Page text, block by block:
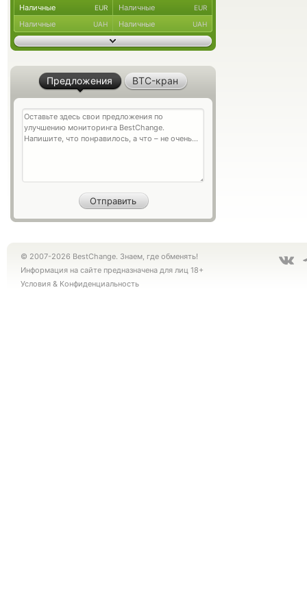
Наличные EUR Наличные EUR
Наличные UAH Наличные UAH
Предложения BTC-кран
© 2007-2026 BestChange. Знаем, где обменять!
Информация на сайте предназначена для лиц 18+
Условия & Конфиденциальность